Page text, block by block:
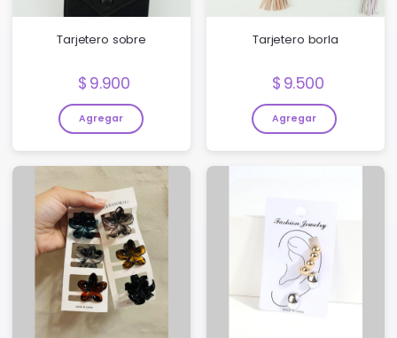
Tarjetero sobre
Precio:
9.900
Agregar
Tarjetero borla
Precio:
9.500
Agregar